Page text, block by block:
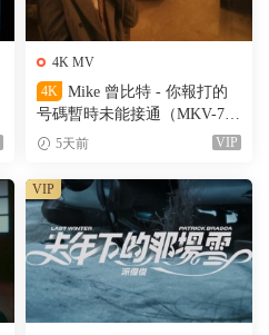
4K MV
4K
Mike 曾比特 - 你報打的
号碼暫時未能接通（MKV-701
M）5天前 VIP
VIP